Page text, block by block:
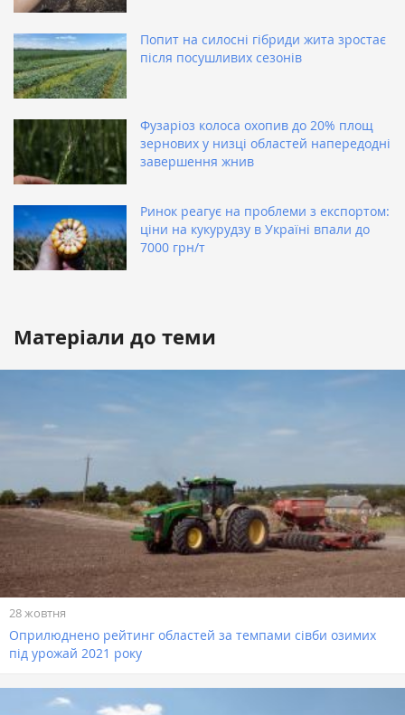
Попит на силосні гібриди жита зростає
після посушливих сезонів
Фузаріоз колоса охопив до 20% площ
зернових у низці областей напередодні
завершення жнив
Ринок реагує на проблеми з експортом:
ціни на кукурудзу в Україні впали до
7000 грн/т
Матеріали до теми
28 жовтня
Оприлюднено рейтинг областей за темпами сівби озимих
під урожай 2021 року